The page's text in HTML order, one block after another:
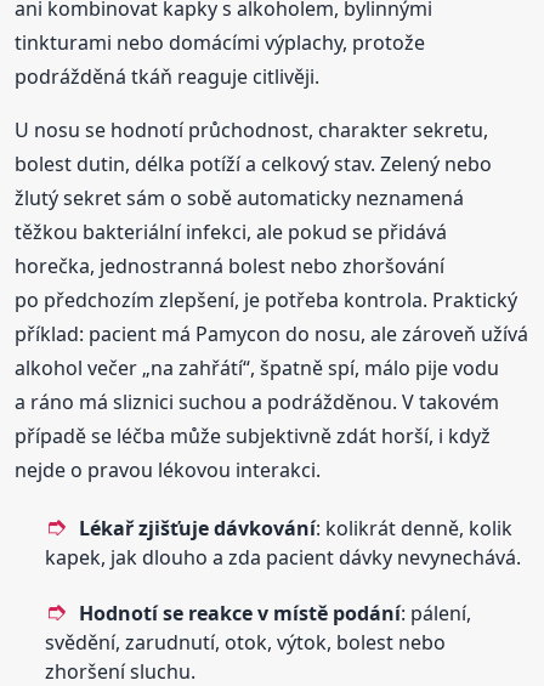
ani kombinovat kapky s alkoholem, bylinnými
tinkturami nebo domácími výplachy, protože
podrážděná tkáň reaguje citlivěji.
U nosu se hodnotí průchodnost, charakter sekretu,
bolest dutin, délka potíží a celkový stav. Zelený nebo
žlutý sekret sám o sobě automaticky neznamená
těžkou bakteriální infekci, ale pokud se přidává
horečka, jednostranná bolest nebo zhoršování
po předchozím zlepšení, je potřeba kontrola. Praktický
příklad: pacient má Pamycon do nosu, ale zároveň užívá
alkohol večer „na zahřátí“, špatně spí, málo pije vodu
a ráno má sliznici suchou a podrážděnou. V takovém
případě se léčba může subjektivně zdát horší, i když
nejde o pravou lékovou interakci.
Lékař zjišťuje dávkování: kolikrát denně, kolik
kapek, jak dlouho a zda pacient dávky nevynechává.
Hodnotí se reakce v místě podání: pálení,
svědění, zarudnutí, otok, výtok, bolest nebo
zhoršení sluchu.